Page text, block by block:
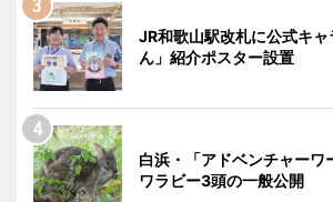
JR和歌山駅改札に公式キ
ん」紹介ポスター設置
白浜・「アドベンチャーワ
ワラビー3頭の一般公開